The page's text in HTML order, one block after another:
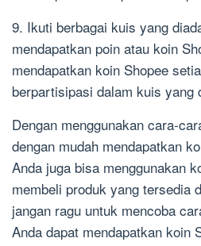
9. Ikuti berbagai kuis yang
mendapatkan poin atau koin
mendapatkan koin Shopee
berpartisipasi dalam kuis yang
Dengan menggunakan cara-
dengan mudah mendapatkan
Anda juga bisa menggunakan
membeli produk yang tersedia
jangan ragu untuk mencoba
Anda dapat mendapatkan koin